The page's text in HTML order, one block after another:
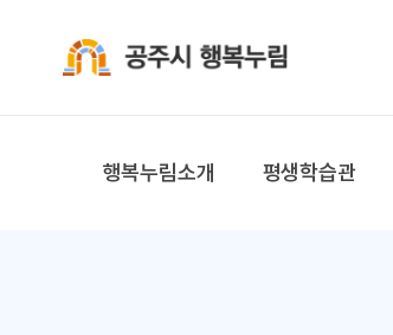
행복누림소개 평생학습관